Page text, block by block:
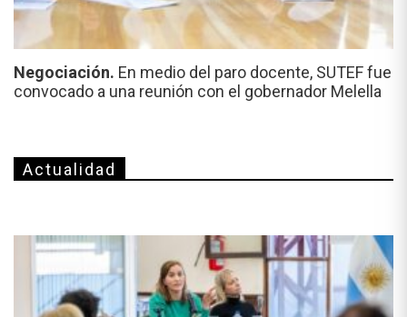
Negociación. En medio del paro docente, SUTEF fue
convocado a una reunión con el gobernador Melella
Actualidad